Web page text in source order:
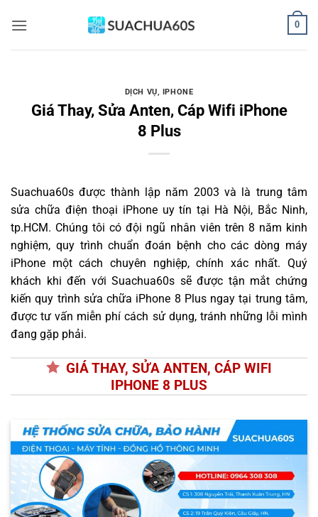
qua
0
DỊCH VỤ, IPHONE
Giá Thay, Sửa Anten, Cáp Wifi iPhone
8 Plus
Suachua60s được thành lập năm 2003 và là trung tâm
sửa chữa điện thoại iPhone uy tín tại Hà Nội, Bắc Ninh,
tp.HCM. Chúng tôi có đội ngũ nhân viên trên 8 năm kinh
nghiệm, quy trình chuẩn đoán bệnh cho các dòng máy
iPhone một cách chuyên nghiệp, chính xác nhất. Quý
khách khi đến với Suachua60s sẽ được tận mắt chứng
kiến quy trình sửa chữa iPhone 8 Plus ngay tại trung tâm,
được tư vấn miễn phí cách sử dụng, tránh những lỗi mình
đang gặp phải.
GIÁ THAY, SỬA ANTEN, CÁP WIFI
IPHONE 8 PLUS